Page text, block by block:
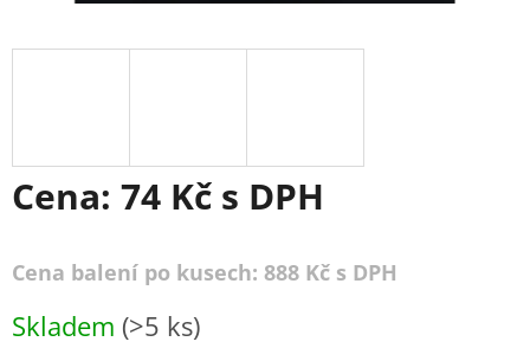
Cena: 74 Kč s DPH
Cena balení po kusech: 888 Kč s DPH
cena:
Skladem (>5 ks)